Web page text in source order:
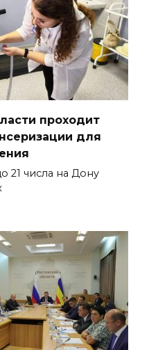
проходит
для
21 числа на Дону